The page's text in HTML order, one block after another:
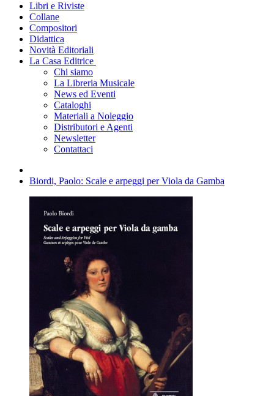
Libri e Riviste
Collane
Compositori
Didattica
Novità Editoriali
La Casa Editrice
Chi siamo
La Libreria Musicale
News ed Eventi
Cataloghi
Materiali a Noleggio
Distributori e Agenti
Newsletter
Contattaci
Biordi, Paolo: Scale e arpeggi per Viola da Gamba